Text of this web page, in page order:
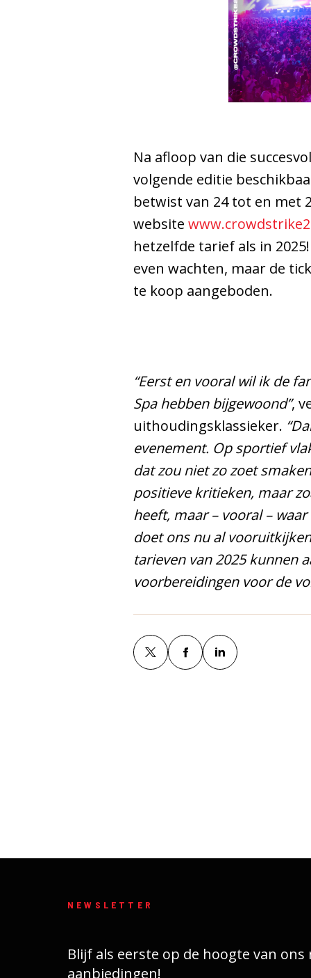
Na afloop van die
volgende editie
betwist van 24 tot en met
website
hetzelfde tarief als in
even wachten, maar de
te koop aangeboden.
“Eerst en vooral wil ik de
Spa hebben bijgewoond”,
uithoudingsklassieker.
evenement. Op sportief
dat zou niet zo zoet
positieve kritieken, maar
heeft, maar – vooral –
doet ons nu al
tarieven van 2025 kunnen
voorbereidingen voor de
NEWSLETTER
Blijf als eerste op de hoogte van
aanbiedingen!